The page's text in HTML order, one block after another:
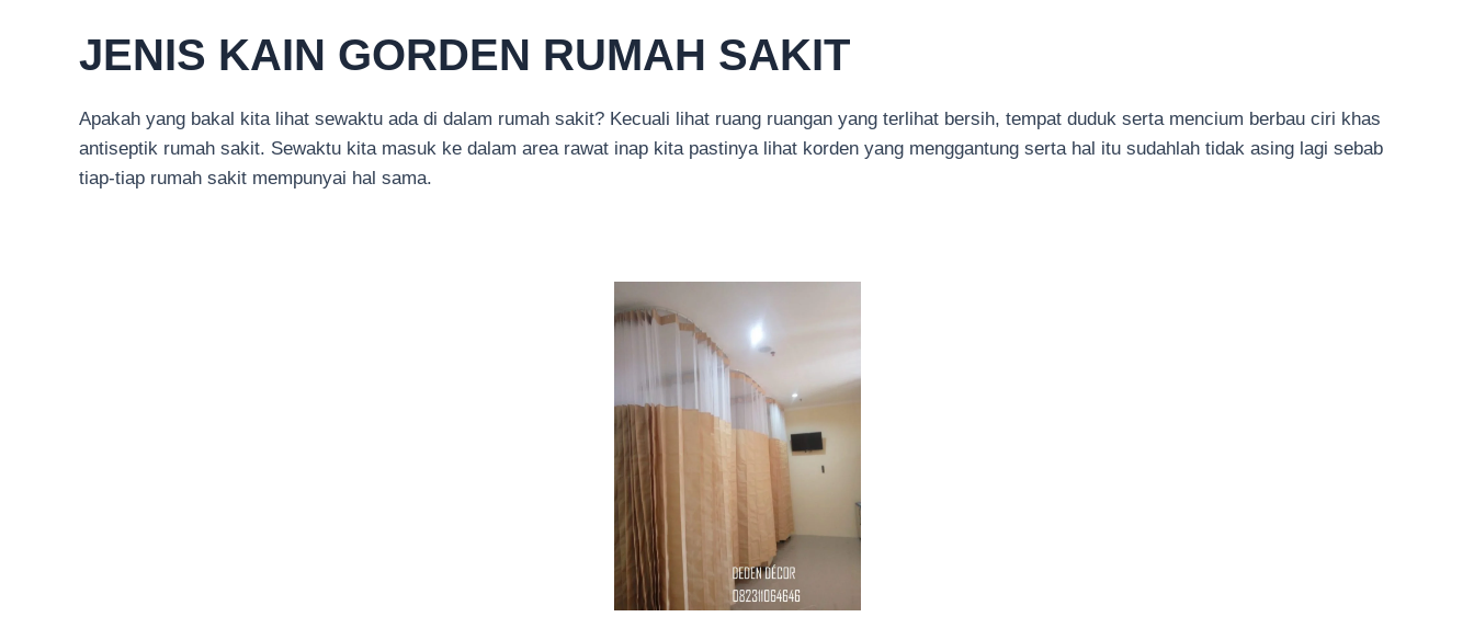
JENIS KAIN GORDEN RUMAH SAKIT
Apakah yang bakal kita lihat sewaktu ada di dalam rumah sakit? Kecuali lihat ruang ruangan yang terlihat bersih, tempat duduk serta mencium berbau ciri khas
antiseptik rumah sakit. Sewaktu kita masuk ke dalam area rawat inap kita pastinya lihat korden yang menggantung serta hal itu sudahlah tidak asing lagi sebab
tiap-tiap rumah sakit mempunyai hal sama.